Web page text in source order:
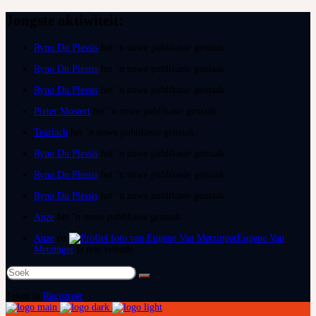
Ryno Du Plessis
Ryno Du Plessis
Ryno Du Plessis
Pieter Mostert
Tearlach
Ryno Du Plessis
Ryno Du Plessis
Ryno Du Plessis
Anze
Anze
Eugene Van
Metzinger
Soek
na:
Registreer